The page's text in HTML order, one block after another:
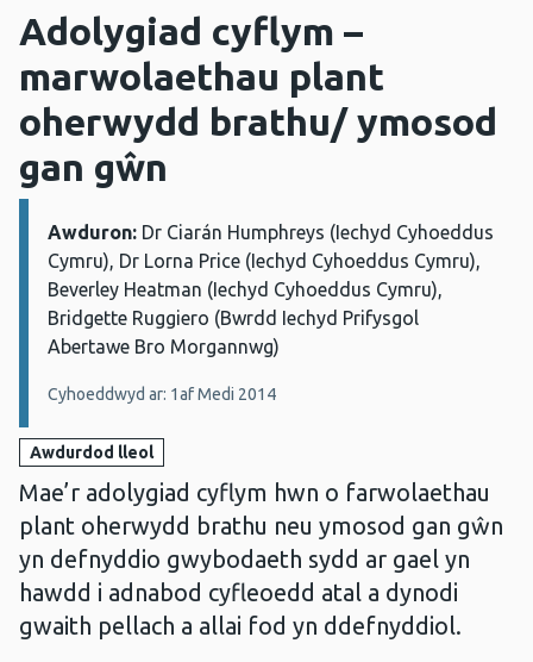
Adolygiad cyflym –
marwolaethau plant
oherwydd brathu/ ymosod
gan gŵn
Manylion:
Awduron: Dr Ciarán Humphreys (Iechyd Cyhoeddus
Cymru), Dr Lorna Price (Iechyd Cyhoeddus Cymru),
Beverley Heatman (Iechyd Cyhoeddus Cymru),
Bridgette Ruggiero (Bwrdd Iechyd Prifysgol
Abertawe Bro Morgannwg)
Cyhoeddwyd ar: 1af Medi 2014
Awdurdod lleol
Mae’r adolygiad cyflym hwn o farwolaethau
plant oherwydd brathu neu ymosod gan gŵn
yn defnyddio gwybodaeth sydd ar gael yn
hawdd i adnabod cyfleoedd atal a dynodi
gwaith pellach a allai fod yn ddefnyddiol.